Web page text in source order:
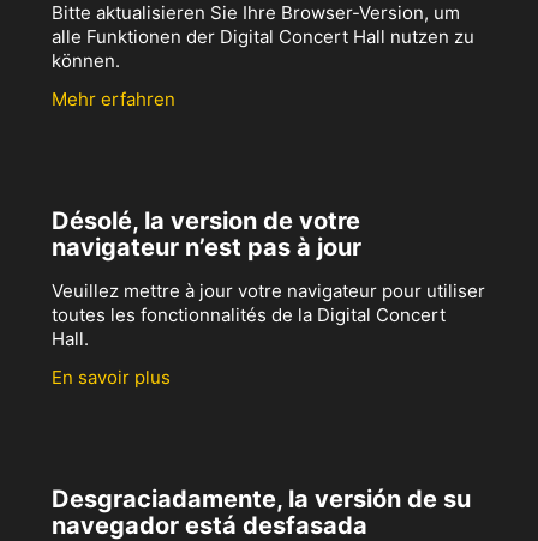
Bitte aktualisieren Sie Ihre Browser-Version, um
alle Funktionen der Digital Concert Hall nutzen zu
können.
Mehr erfahren
Désolé, la version de votre
navigateur n’est pas à jour
Veuillez mettre à jour votre navigateur pour utiliser
toutes les fonctionnalités de la Digital Concert
Hall.
En savoir plus
Desgraciadamente, la versión de su
navegador está desfasada